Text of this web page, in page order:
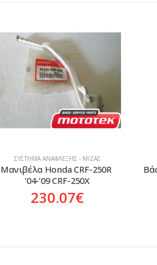
ΣΎΣΤΗΜΑ ΑΝΆΦΛΕΞΗΣ - ΜΊΖΑΣ
Βάση Για Καρβουνάκια Μίζας
Honda XLV-XRV-CBF
35.58€